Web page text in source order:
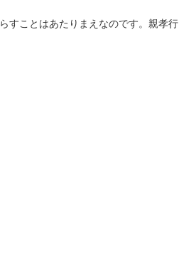
すことはあたりまえなのです。親孝行